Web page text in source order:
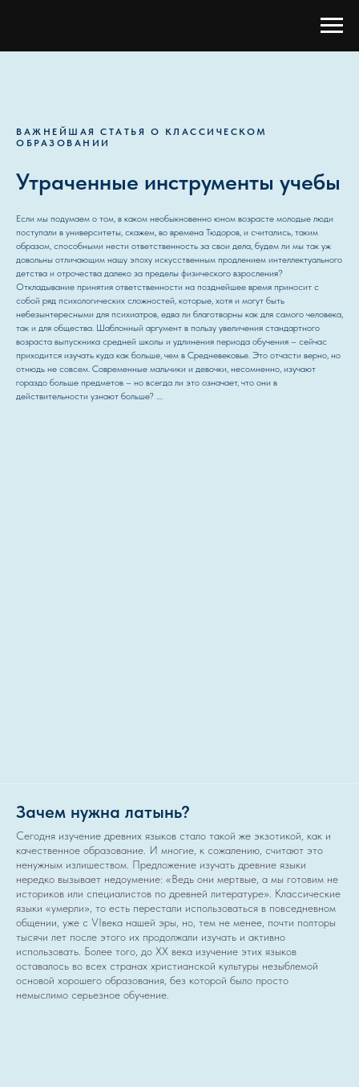
ВАЖНЕЙШАЯ СТАТЬЯ О КЛАССИЧЕСКОМ
ОБРАЗОВАНИИ
Утраченные инструменты учебы
Если мы подумаем о том, в каком необыкновенно юном возрасте молодые люди
поступали в университеты, скажем, во времена Тюдоров, и считались, таким
образом, способными нести ответственность за свои дела, будем ли мы так уж
довольны отличающим нашу эпоху искусственным продлением интеллектуального
детства и отрочества далеко за пределы физического взросления?
Откладывание принятия ответственности на позднейшее время приносит с
собой ряд психологических сложностей, которые, хотя и могут быть
небезынтересными для психиатров, едва ли благотворны как для самого человека,
так и для общества. Шаблонный аргумент в пользу увеличения стандартного
возраста выпускника средней школы и удлинения периода обучения – сейчас
приходится изучать куда как больше, чем в Средневековье. Это отчасти верно, но
отнюдь не совсем. Современные мальчики и девочки, несомненно, изучают
гораздо больше предметов – но всегда ли это означает, что они в
действительности узнают больше? ....
Зачем нужна латынь?
Сегодня изучение древних языков стало такой же экзотикой, как и
качественное образование. И многие, к сожалению, считают это
ненужным излишеством. Предложение изучать древние языки
нередко вызывает недоумение: «Ведь они мертвые, а мы готовим не
историков или специалистов по древней литературе». Классические
языки «умерли», то есть перестали использоваться в повседневном
общении, уже с VIвека нашей эры, но, тем не менее, почти полторы
тысячи лет после этого их продолжали изучать и активно
использовать. Более того, до XX века изучение этих языков
оставалось во всех странах христианской культуры незыблемой
основой хорошего образования, без которой было просто
немыслимо серьезное обучение.